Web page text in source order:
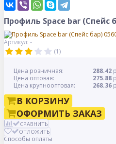
Профиль Space bar (Спейс
Артикул: -
(1)
Цена розничная: 288.42
Цена оптовая:
275.88
Цена крупнооптовая:
268.36
В КОРЗИНУ
ОФОРМИТЬ ЗАКАЗ
СРАВНИТЬ
ОТЛОЖИТЬ
Способы оплаты